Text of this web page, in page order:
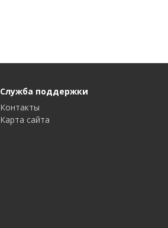
Служба поддержки
Контакты
Карта сайта